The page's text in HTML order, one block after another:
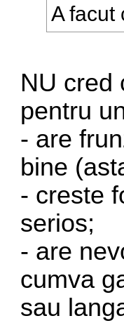
A facut
NU cred
pentru
- are
bine
- creste
serios;
- are
cumva
sau